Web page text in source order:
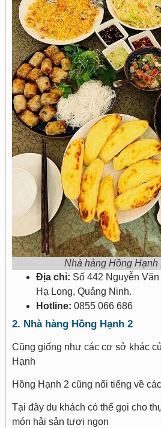
Nhà hàng Hồng Hạnh
Địa chỉ: Số 442 Nguyễn
Hạ Long, Quảng Ninh.
Hotline: 0855 066 686
2. Nhà hàng Hồng Hạnh 2
Cũng giống như các cơ sở khác
Hạnh
Hồng Hạnh 2 cũng nổi tiếng về
Tại đây du khách có thể gọi cho
món hải sản tươi ngon